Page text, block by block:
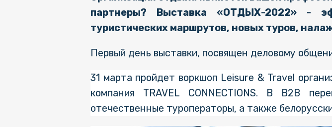
партнеры? Выставка «ОТДЫХ-2022» -
туристических маршрутов, новых туров,
Первый день выставки, посвящен деловому
31 марта пройдет воркшоп Leisure & Travel
компания TRAVEL CONNECTIONS. В B2B
отечественные туроператоры, а также